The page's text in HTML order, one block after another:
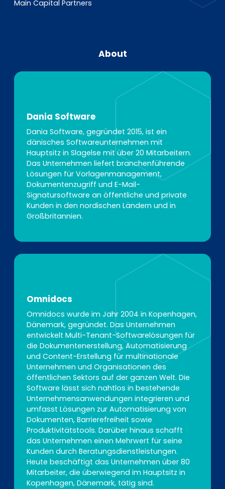
Main Capital Partners
About
Dania Software
Dania Software, gegründet 2015, ist ein
dänisches Softwareunternehmen mit
Hauptsitz in Slagelse mit über 20 Mitarbeitern.
Das Unternehmen liefert branchenführende
Lösungen für Vorlagenmanagement,
Dokumentenzugriff und E-Mail-
Signatursoftware an öffentliche und private
Kunden in den nordischen Ländern und in
Großbritannien.
Omnidocs
Omnidocs wurde im Jahr 2004 in Kopenhagen,
Dänemark, gegründet. Das Unternehmen
entwickelt Multi-Tenant-Softwarelösungen für
die Dokumentenerstellung, Automatisierung
und Content-Erstellung für multinationale
Unternehmen und Organisationen des
öffentlichen Sektors auf der ganzen Welt. Die
Software lässt sich nahtlos in bestehende
Unternehmensanwendungen integrieren und
umfasst Lösungen zur Automatisierung von
Dokumenten, Barrierefreiheit sowie
Produktivitätstools. Darüber hinaus schafft
das Unternehmen einen Mehrwert für seine
Kunden durch Beratungsdienstleistungen.
Heute beschäftigt das Unternehmen über 80
Mitarbeiter, die überwiegend im Hauptsitz in
Kopenhagen, Dänemark, tätig sind.